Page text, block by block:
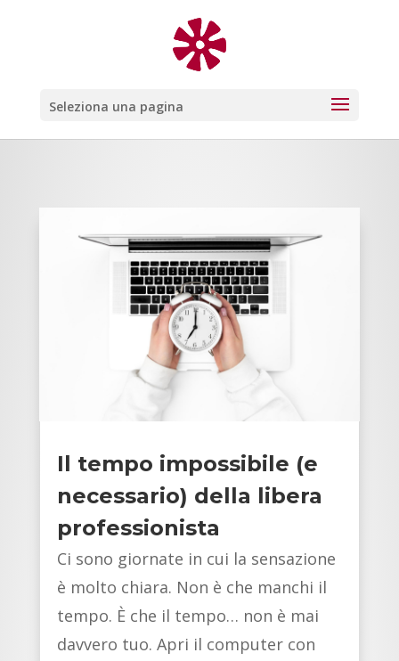
Seleziona una pagina
Il tempo impossibile (e
necessario) della libera
professionista
Ci sono giornate in cui la sensazione
è molto chiara. Non è che manchi il
tempo. È che il tempo… non è mai
davvero tuo. Apri il computer con